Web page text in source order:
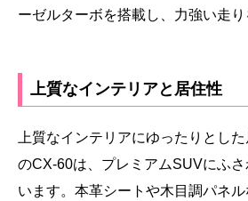
ーゼルターボを搭載し、力強い走り
上質なインテリアと居住性
上質なインテリアにゆったりとし
のCX-60は、プレミアムSUVにふ
います。本革シートや木目調パネ